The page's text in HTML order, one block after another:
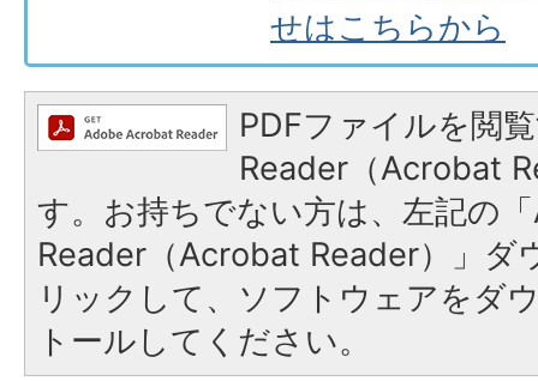
せはこちらから
PDFファイルを閲
Reader（Acrobat
す。お持ちでない方は、左記の
Reader（Acrobat Reader）」ダ
リックして、ソフトウェアをダ
トールしてください。